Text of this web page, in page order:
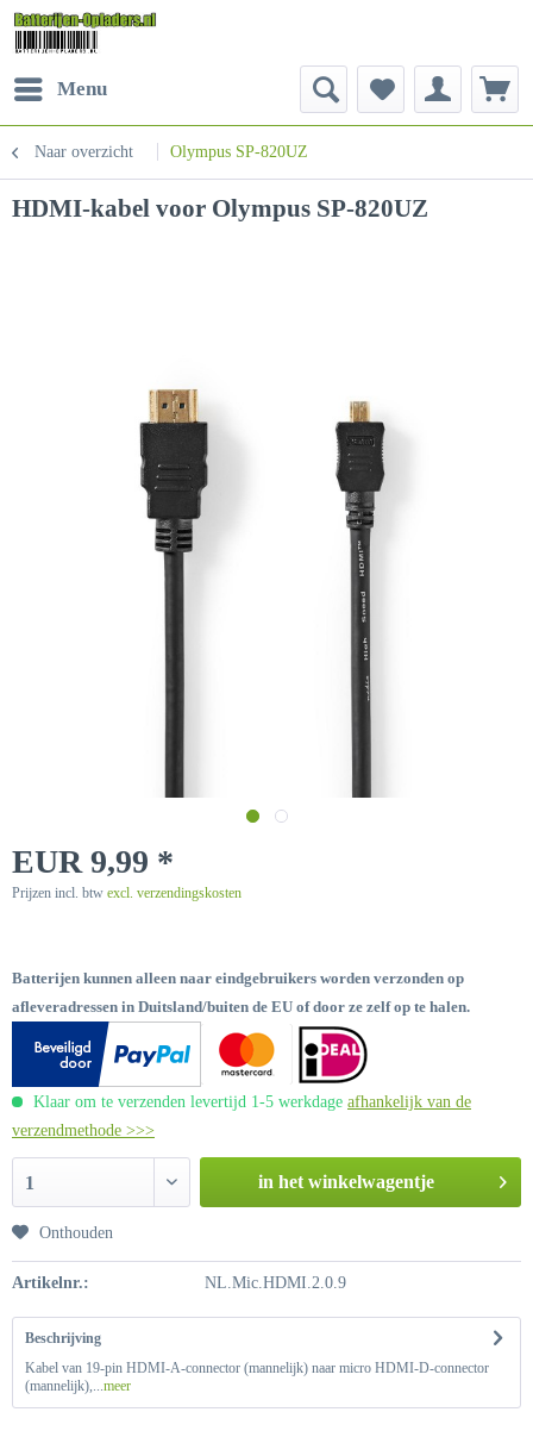
Menu
Naar overzicht Olympus SP-820UZ
HDMI-kabel voor Olympus SP-820UZ
EUR 9,99 *
Prijzen incl. btw excl. verzendingskosten
Batterijen kunnen alleen naar eindgebruikers worden verzonden op
afleveradressen in Duitsland/buiten de EU of door ze zelf op te halen.
Klaar om te verzenden levertijd 1-5 werkdage afhankelijk van de
verzendmethode >>>
1 in het winkelwagentje
Onthouden
Artikelnr.: NL.Mic.HDMI.2.0.9
Beschrijving
Kabel van 19-pin HDMI-A-connector (mannelijk) naar micro HDMI-D-connector
(mannelijk),... meer